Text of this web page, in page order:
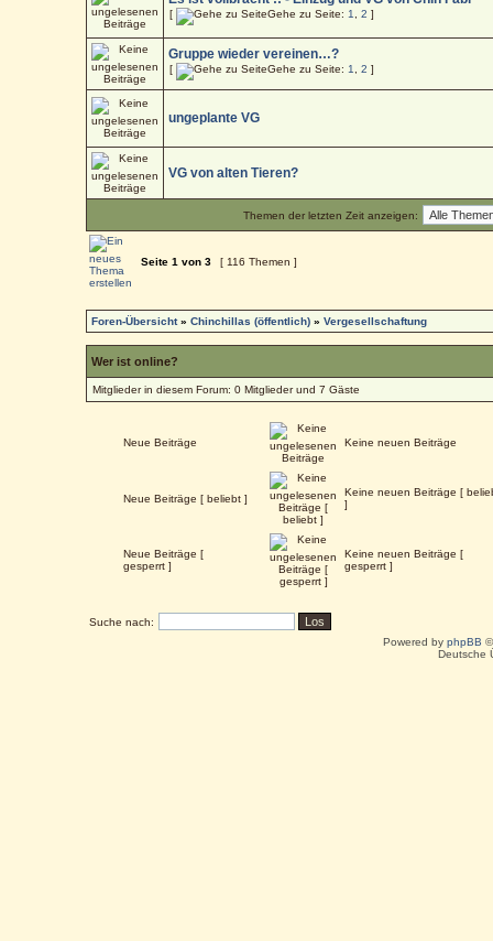
[ Gehe zu Seite: 1 ,2 ]
Gruppe wieder vereinen…?
[ Gehe zu Seite: 1 ,2 ]
ungeplante VG
VG von alten Tieren?
Themen der letzten Zeit anzeigen:
Seite1 von3 [ 116 Themen ]
Foren-Übersicht»Chinchillas (öffentlich) »Vergesellschaftung
Wer ist online?
Mitglieder in diesem Forum: 0 Mitglieder und 7 Gäste
Neue Beiträge Keine neuen Beiträge
Neue Beiträge [ beliebt ]
Keine neuen Beiträge [
]
Neue Beiträge [
gesperrt ]
Keine neuen Beiträge [
gesperrt ]
Suche nach:
Powered by phpBB
Deutsche